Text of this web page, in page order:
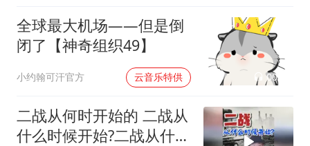
全球最大机场——但是倒
闭了【神奇组织49】
小约翰可汗官方 云音乐特供 00:02
二战从何时开始的 二战从
什么时候开始?二战从什么